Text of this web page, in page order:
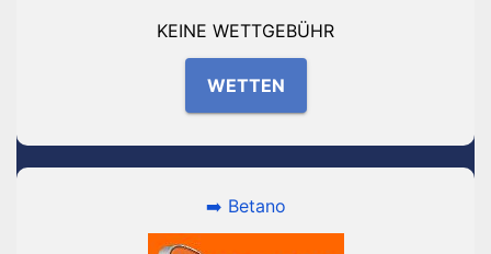
KEINE WETTGEBÜHR
WETTEN
➡️ Betano